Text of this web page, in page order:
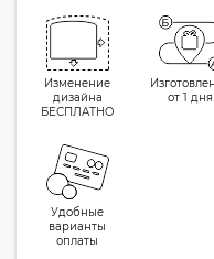
Изменение
дизайна
БЕСПЛАТНО
от 1 дня
Удобные
варианты
оплаты